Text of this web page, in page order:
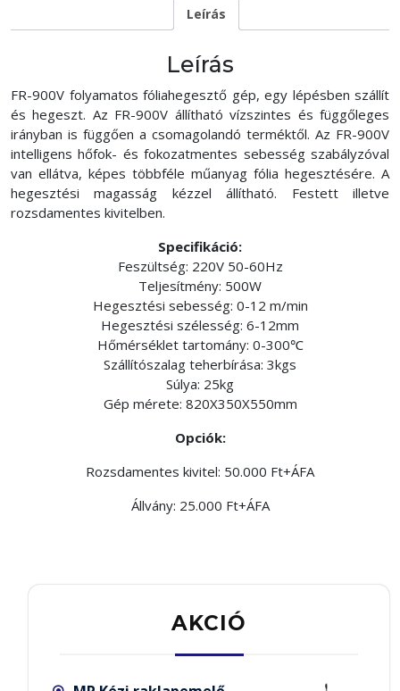
Leírás
Leírás
FR-900V folyamatos fóliahegesztő gép, egy lépésben szállít
és hegeszt. Az FR-900V állítható vízszintes és függőleges
irányban is függően a csomagolandó terméktől. Az FR-900V
intelligens hőfok- és fokozatmentes sebesség szabályzóval
van ellátva, képes többféle műanyag fólia hegesztésére. A
hegesztési magasság kézzel állítható. Festett illetve
rozsdamentes kivitelben.
Specifikáció:
Feszültség: 220V 50-60Hz
Teljesítmény: 500W
Hegesztési sebesség: 0-12 m/min
Hegesztési szélesség: 6-12mm
Hőmérséklet tartomány: 0-300℃
Szállítószalag teherbírása: 3kgs
Súlya: 25kg
Gép mérete: 820X350X550mm
Opciók:
Rozsdamentes kivitel: 50.000 Ft+ÁFA
Állvány: 25.000 Ft+ÁFA
AKCIÓ